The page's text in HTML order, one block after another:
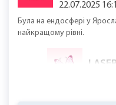
22.07.2025
Була на ендосфері у
найкращому рівні.